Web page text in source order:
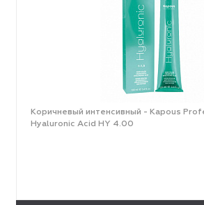
Коричневый интенсивный - Kapous
Hyaluronic Acid HY 4.00